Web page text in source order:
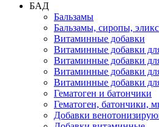
БАД
Бальзамы
Бальзамы, сиропы,
Витаминные добавки
Витаминные добавки
Витаминные добавки
Витаминные добавки
Витаминные добавки
Гематоген и батончики
Гематоген, батончики,
Добавки